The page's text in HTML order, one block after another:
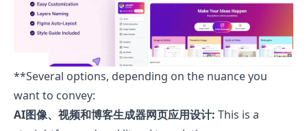
**Several options, depending on the nuance you
want to convey:
AI图像、视频和博客生成器网页应用设计: This is a